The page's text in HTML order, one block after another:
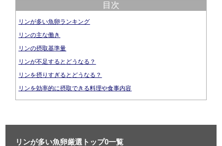
目次
リンが多い魚卵ランキング
リンの主な働き
リンの摂取基準量
リンが不足するとどうなる？
リンを摂りすぎるとどうなる？
リンを効率的に摂取できる料理や食事内容
リンが多い魚卵厳選トップ0一覧